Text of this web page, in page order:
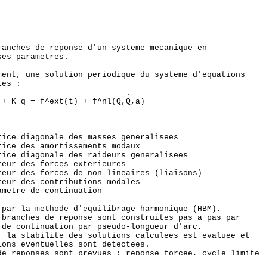
de reponse d'un systeme mecanique en
parametres.
une solution periodique du systeme d'equations
:
.
K q = f^ext(t) + f^nl(Q,Q,a)
diagonale des masses generalisees
des amortissements modaux
diagonale des raideurs generalisees
des forces exterieures
des forces de non-lineaires (liaisons)
des contributions modales
de continuation
la methode d'equilibrage harmonique (HBM).
de reponse sont construites pas a pas par
continuation par pseudo-longueur d'arc.
la stabilite des solutions calculees est evaluee et
eventuelles sont detectees.